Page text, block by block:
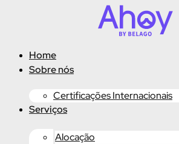
conteúdoHome
Sobre nós
Certificações Internacionais
Serviços
Alocação